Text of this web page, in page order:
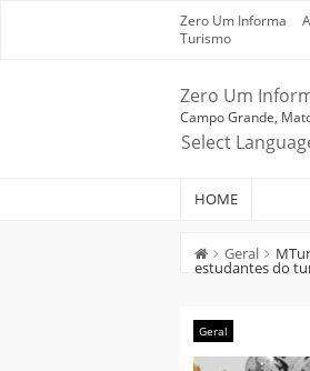
Zero Um Informa
Turismo
Zero Um
Campo Grande,
Select
HOME
Geral
estudantes do
Geral